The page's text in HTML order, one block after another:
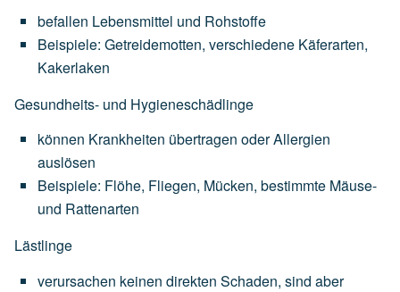
befallen Lebensmittel und Rohstoffe
Beispiele: Getreidemotten, verschiedene Käferarten,
Kakerlaken
Gesundheits- und Hygieneschädlinge
können Krankheiten übertragen oderAllergien
auslösen
Beispiele: Flöhe, Fliegen, Mücken, bestimmte Mäuse-
und Rattenarten
Lästlinge
verursachen keinen direkten Schaden, sind aber